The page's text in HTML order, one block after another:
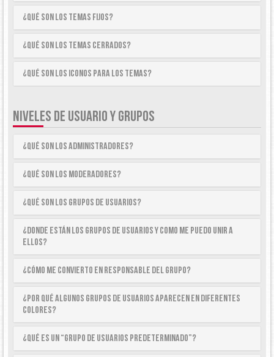
¿Qué son los temas fijos?
¿Qué son los temas cerrados?
¿Qué son los iconos para los temas?
NIVELES DE USUARIO Y GRUPOS
¿Qué son los Administradores?
¿Qué son los Moderadores?
¿Qué son los Grupos de Usuarios?
¿Donde están los Grupos de Usuarios y como me puedo unir a
ellos?
¿Cómo me convierto en Responsable del Grupo?
¿Por qué algunos Grupos de Usuarios aparecen en diferentes
colores?
¿Qué es un “Grupo de Usuarios predeterminado”?